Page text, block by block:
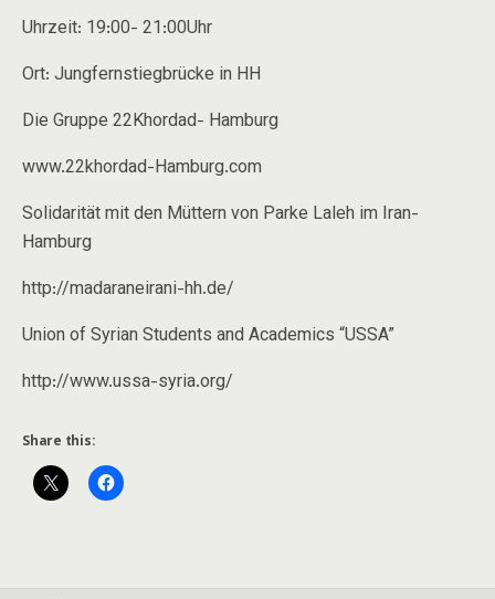
Uhrzeit: 19:00- 21:00Uhr
Ort: Jungfernstiegbrücke in HH
Die Gruppe 22Khordad- Hamburg
www.22khordad-Hamburg.com
Solidarität mit den Müttern von Parke Laleh im Iran-
Hamburg
http://madaraneirani-hh.de/
Union of Syrian Students and Academics “USSA”
http://www.ussa-syria.org/
Share this: